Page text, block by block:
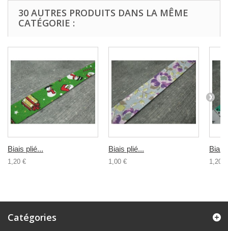
30 AUTRES PRODUITS DANS LA MÊME
CATÉGORIE :
Biais plié...
1,20 €
Biais plié...
1,00 €
Biais
1,20 €
Catégories